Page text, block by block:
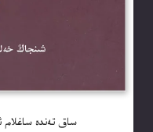
ساق تەندە